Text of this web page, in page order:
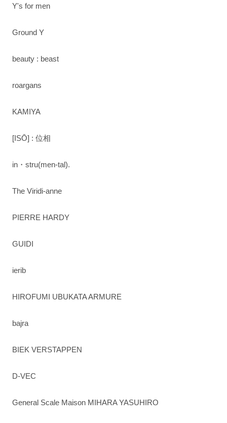
Y's for men
Ground Y
beauty : beast
roargans
KAMIYA
[ISŌ] : 位相
in・stru(men-tal).
The Viridi-anne
PIERRE HARDY
GUIDI
ierib
HIROFUMI UBUKATA ARMURE
bajra
BIEK VERSTAPPEN
D-VEC
General Scale Maison MIHARA YASUHIRO